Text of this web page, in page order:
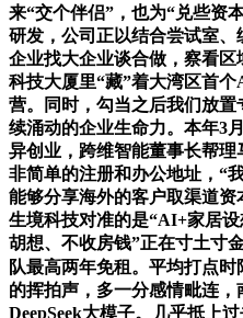
来“交个伴侣”，也为“兑些资
研发，公司正以结合尝试室、
企业找大企业谈合做，察看
科技大厦里“藏”着大湾区首
营。同时，勾当之后我们放
续涌动的企业生命力。本年3
异创业，跨维智能董事长帮
非简单的注册和办公地址，“
能够分享海外的客户取渠道资
生境科技对准的是“AI+家居
胡想、不收房钱”正在寸土寸
队最高两年免租。平均打点时
的挥拍声，多一分感情毗连
DeepSeek大模子。几乎抵上